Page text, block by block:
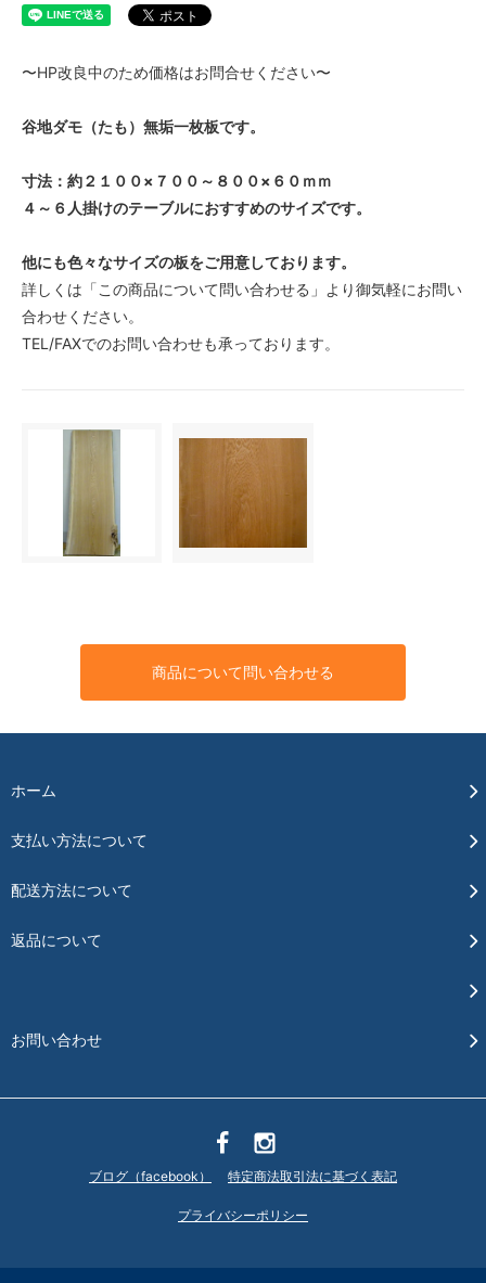
〜HP改良中のため価格はお問合せください〜
谷地ダモ（たも）無垢一枚板です。
寸法：約２１００×７００～８００×６０ｍｍ
４～６人掛けのテーブルにおすすめのサイズです。
他にも色々なサイズの板をご用意しております。
詳しくは「この商品について問い合わせる」より御気軽にお問い
合わせください。
TEL/FAXでのお問い合わせも承っております。
商品について問い合わせる
ホーム
支払い方法について
配送方法について
返品について
お問い合わせ
ブログ（facebook） 特定商法取引法に基づく表記
プライバシーポリシー